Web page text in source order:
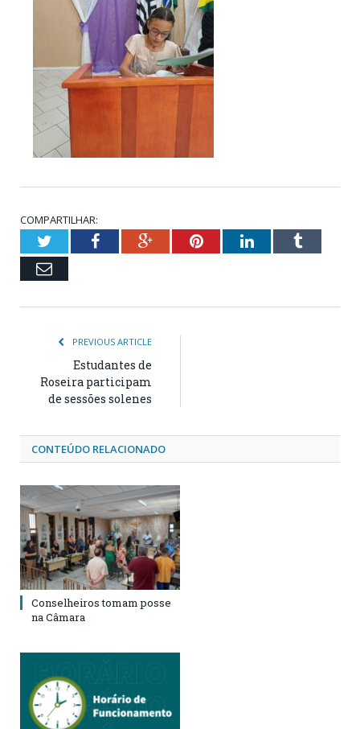
COMPARTILHAR:
TwitterFacebookGoogle+PinterestLinkedInTumblr
Email
PREVIOUS ARTICLE
Estudantes de
Roseira participam
de sessões solenes
CONTEÚDO RELACIONADO
Conselheiros tomam posse
na Câmara